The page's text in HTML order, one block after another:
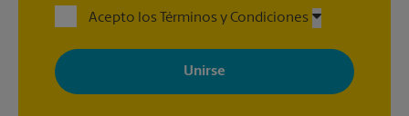
Acepto los Términos y Condiciones
Al registrarse, acepta recibir correos electrónicos de The UPS
Store con noticias, ofertas especiales, promociones y mensajes
adaptados a sus intereses. Puede darse de baja en cualquier
momento. Para más información, consulte nuestra política de